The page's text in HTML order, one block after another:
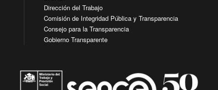
Dirección del Trabajo
Comisión de Integridad Pública y Transparencia
Consejo para la Transparencia
Gobierno Transparente